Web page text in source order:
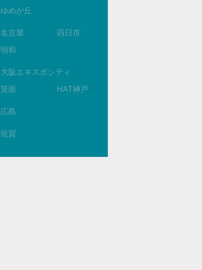
ゆめが丘
名古屋 四日市
明和
大阪エキスポシティ
箕面 HAT神戸
広島
佐賀